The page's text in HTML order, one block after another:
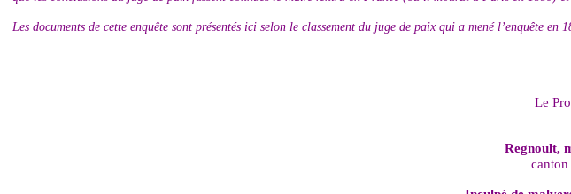
Les documents de cette enquête sont présentés ici selon le classement du juge de paix qui a mené l’enquête en
Le
Regnoult,
canton